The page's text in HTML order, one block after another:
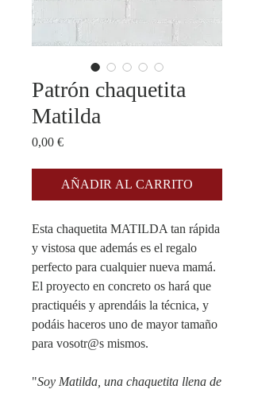
Patrón chaquetita
Matilda
0,00 €Precio
AÑADIR AL CARRITO
Esta chaquetita MATILDA tan rápida
y vistosa que además es el regalo
perfecto para cualquier nueva mamá.
El proyecto en concreto os hará que
practiquéis y aprendáis la técnica, y
podáis haceros uno de mayor tamaño
para vosotr@s mismos.
"Soy Matilda, una chaquetita llena de